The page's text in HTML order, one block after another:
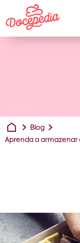
Blog
Aprenda a